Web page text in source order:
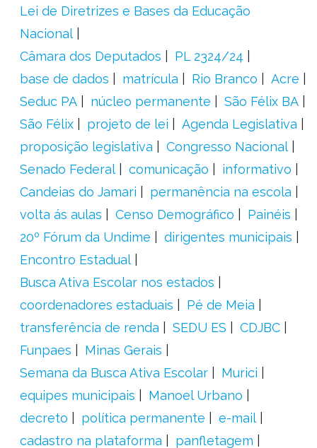
Lei de Diretrizes e Bases da Educação
Nacional
Câmara dos Deputados
PL 2324/24
base de dados
matrícula Rio Branco
Acre
Seduc PA
núcleo permanente
São Félix BA
São Félix
projeto de lei
Agenda Legislativa
proposição legislativa
Congresso Nacional
Senado Federal
comunicação
informativo
Candeias do Jamari
permanência na escola
volta ás aulas
Censo Demográfico
Painéis
20º Fórum da Undime
dirigentes municipais
Encontro Estadual
Busca Ativa Escolar nos estados
coordenadores estaduais
Pé de Meia
transferência de renda
SEDU ES
CDJBC
Funpaes
Minas Gerais
Semana da Busca Ativa Escolar
Murici
equipes municipais
Manoel Urbano
decreto
política permanente
e-mail
cadastro na plataforma
panfletagem